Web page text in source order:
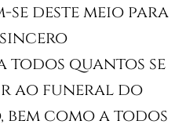
se deste meio para
sincero
todos quantos se
ao funeral do
bem como a todos